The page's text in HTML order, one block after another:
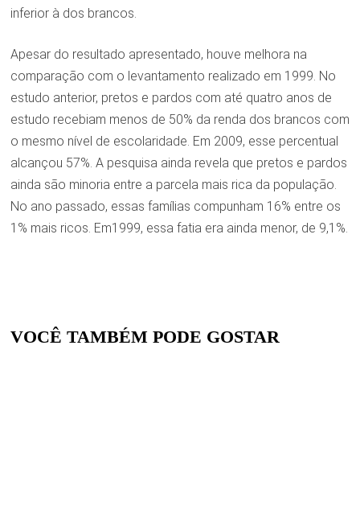
inferior à dos brancos.
Apesar do resultado apresentado, houve melhora na
comparação com o levantamento realizado em 1999. No
estudo anterior, pretos e pardos com até quatro anos de
estudo recebiam menos de 50% da renda dos brancos com
o mesmo nível de escolaridade. Em 2009, esse percentual
alcançou 57%. A pesquisa ainda revela que pretos e pardos
ainda são minoria entre a parcela mais rica da população.
No ano passado, essas famílias compunham 16% entre os
1% mais ricos. Em1999, essa fatia era ainda menor, de 9,1%.
VOCÊ TAMBÉM PODE GOSTAR